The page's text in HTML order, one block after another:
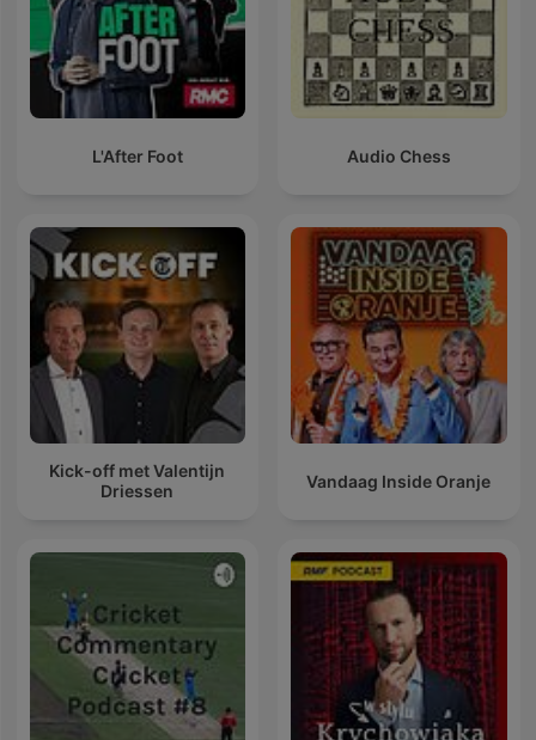
L'After Foot Audio Chess
Kick-off met Valentijn
Driessen
Vandaag Inside Oranje